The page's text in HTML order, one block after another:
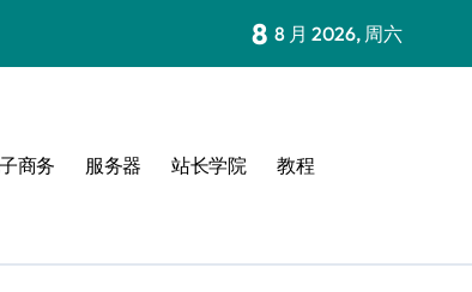
8 8 月 2026, 周六
商务 服务器 站长学院 教程